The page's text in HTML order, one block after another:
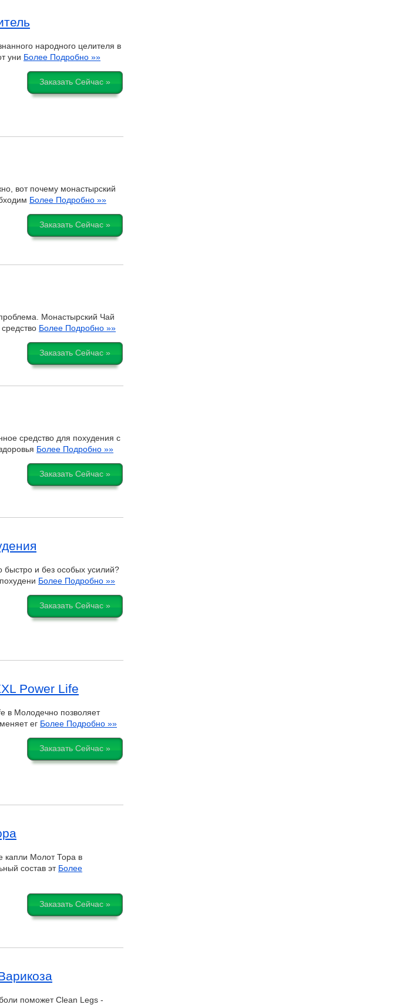
народного целителя в
уни Более Подробно »»
Заказать Сейчас »
вот почему монастырский
Более Подробно »»
Заказать Сейчас »
Монастырский Чай
Более Подробно »»
Заказать Сейчас »
средство для похудения с
Более Подробно »»
Заказать Сейчас »
и без особых усилий?
Более Подробно »»
Заказать Сейчас »
Power Life
в Молодечно позволяет
ег Более Подробно »»
Заказать Сейчас »
капли Молот Тора в
состав эт Более
Заказать Сейчас »
поможет Clean Legs -